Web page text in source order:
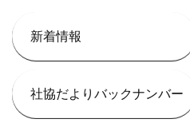
新着情報
社協だよりバックナンバー